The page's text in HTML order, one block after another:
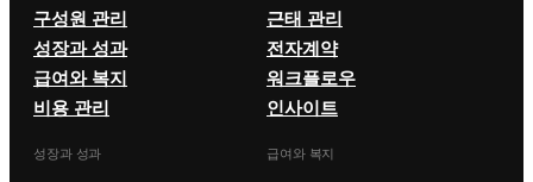
구성원 관리
성장과 성과
급여와 복지
비용 관리
근태 관리
전자계약
워크플로우
인사이트
성장과 성과 급여와 복지